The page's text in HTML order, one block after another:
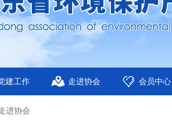
建工作 走进协会 会员中心
进协会